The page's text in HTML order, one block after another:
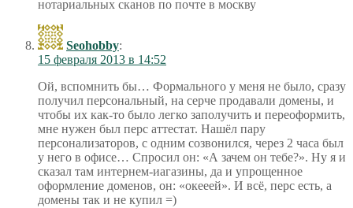
нотариальных сканов по почте в москву
Seohobby:
15 февраля 2013 в 14:52
Ой, вспомнить бы… Формального у меня не было, сразу
получил персональный, на серче продавали домены, и
чтобы их как-то было легко заполучить и переоформить,
мне нужен был перс аттестат. Нашёл пару
персонализаторов, с одним созвонился, через 2 часа был
у него в офисе… Спросил он: «А зачем он тебе?». Ну я и
сказал там интернем-иагазины, да и упрощенное
оформление доменов, он: «окееей». И всё, перс есть, а
домены так и не купил =)